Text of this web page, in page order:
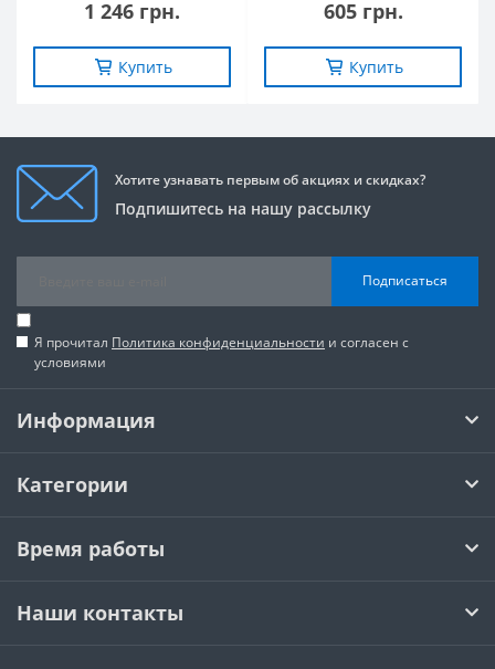
1 246 грн.
Купить
605 грн.
Купить
Хотите узнавать первым об акциях и скидках?
Подпишитесь на нашу рассылку
Подписаться
Я прочитал Политика конфиденциальности и согласен с
условиями
Информация
Категории
Время работы
Наши контакты